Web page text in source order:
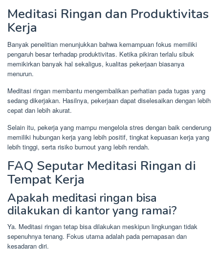
Meditasi Ringan dan Produktivitas
Kerja
Banyak penelitian menunjukkan bahwa kemampuan fokus memiliki
pengaruh besar terhadap produktivitas. Ketika pikiran terlalu sibuk
memikirkan banyak hal sekaligus, kualitas pekerjaan biasanya
menurun.
Meditasi ringan membantu mengembalikan perhatian pada tugas yang
sedang dikerjakan. Hasilnya, pekerjaan dapat diselesaikan dengan lebih
cepat dan lebih akurat.
Selain itu, pekerja yang mampu mengelola stres dengan baik cenderung
memiliki hubungan kerja yang lebih positif, tingkat kepuasan kerja yang
lebih tinggi, serta risiko burnout yang lebih rendah.
FAQ Seputar Meditasi Ringan di
Tempat Kerja
Apakah meditasi ringan bisa
dilakukan di kantor yang ramai?
Ya. Meditasi ringan tetap bisa dilakukan meskipun lingkungan tidak
sepenuhnya tenang. Fokus utama adalah pada pernapasan dan
kesadaran diri.